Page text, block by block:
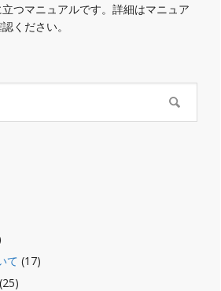
つマニュアルです。詳細はマニュア
ください。
て (17)
(25)